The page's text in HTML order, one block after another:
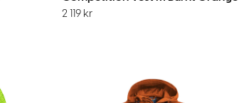
2 119 kr